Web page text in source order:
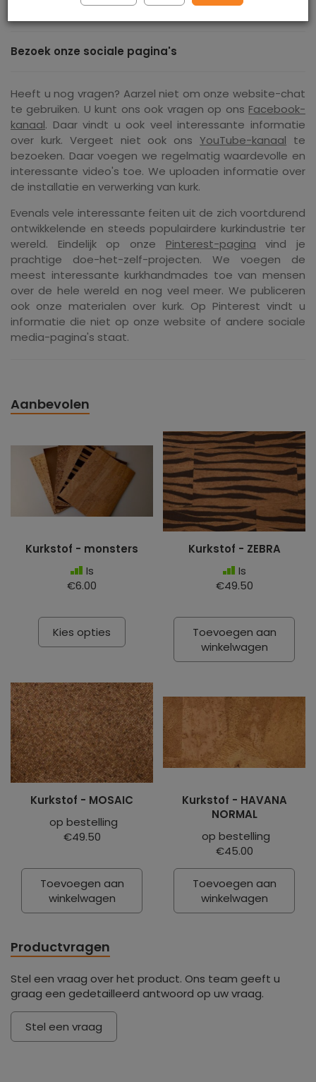
Stof breedte: 0,7 m
Bezoek onze sociale pagina's
Heeft u nog vragen? Aarzel niet om onze website-chat
te gebruiken. U kunt ons ook vragen op ons Facebook-
kanaal. Daar vindt u ook veel interessante informatie
over kurk. Vergeet niet ook ons ​​YouTube-kanaal te
bezoeken. Daar voegen we regelmatig waardevolle en
interessante video's toe. We uploaden informatie over
de installatie en verwerking van kurk.
Evenals vele interessante feiten uit de zich voortdurend
ontwikkelende en steeds populairdere kurkindustrie ter
wereld. Eindelijk op onze Pinterest-pagina vind je
prachtige doe-het-zelf-projecten. We voegen de
meest interessante kurkhandmades toe van mensen
over de hele wereld en nog veel meer. We publiceren
ook onze materialen over kurk. Op Pinterest vindt u
informatie die niet op onze website of andere sociale
media-pagina's staat.
Aanbevolen
Kurkstof - monsters
Is
€6.00
Kies opties
Kurkstof - ZEBRA
Is
€49.50
Toevoegen aan
winkelwagen
Kurkstof - MOSAIC
op bestelling
€49.50
Toevoegen aan
winkelwagen
Kurkstof - HAVANA
NORMAL
op bestelling
€45.00
Toevoegen aan
winkelwagen
Productvragen
Stel een vraag over het product. Ons team geeft u
graag een gedetailleerd antwoord op uw vraag.
Stel een vraag